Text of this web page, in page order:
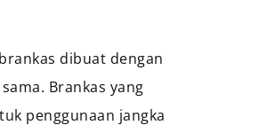
dibuat dengan
Brankas yang
penggunaan jangka